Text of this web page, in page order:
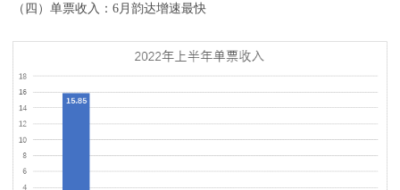
（四）单票收入：6月韵达增速最快